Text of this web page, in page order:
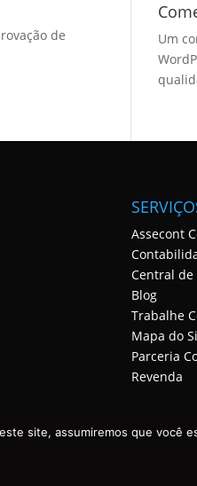
de
Um
Assecont
Central de
Blog
Trabalhe
Mapa do
Parceria
Revenda
site, assumiremos que você